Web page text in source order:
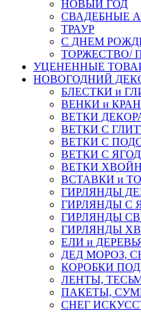
НОВЫЙ ГОД
СВАДЕБНЫЕ
ТРАУР
С ДНЕМ
ТОРЖЕСТВО/
УЦЕНЕННЫЕ
НОВОГОДНИЙ
БЛЕСТКИ и
ВЕНКИ и
ВЕТКИ
ВЕТКИ С
ВЕТКИ С
ВЕТКИ С
ВЕТКИ
ВСТАВКИ и
ГИРЛЯНДЫ
ГИРЛЯНДЫ С
ГИРЛЯНДЫ
ГИРЛЯНДЫ
ЕЛИ и
ДЕД МОРОЗ,
КОРОБКИ
ЛЕНТЫ,
ПАКЕТЫ,
СНЕГ